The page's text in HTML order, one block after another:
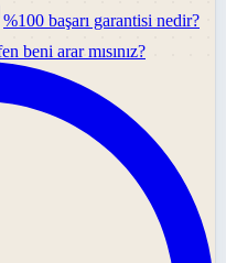
%100 başarı garantisi nedir?
beni arar mısınız?